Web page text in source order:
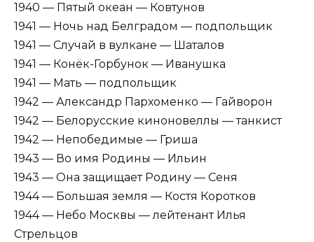
1940 — Пятый океан — Ковтунов
1941 — Ночь над Белградом — подпольщик
1941 — Случай в вулкане — Шаталов
1941 — Конёк-Горбунок — Иванушка
1941 — Мать — подпольщик
1942 — Александр Пархоменко — Гайворон
1942 — Белорусские киноновеллы — танкист
1942 — Непобедимые — Гриша
1943 — Во имя Родины — Ильин
1943 — Она защищает Родину — Сеня
1944 — Большая земля — Костя Коротков
1944 — Небо Москвы — лейтенант Илья
Стрельцов